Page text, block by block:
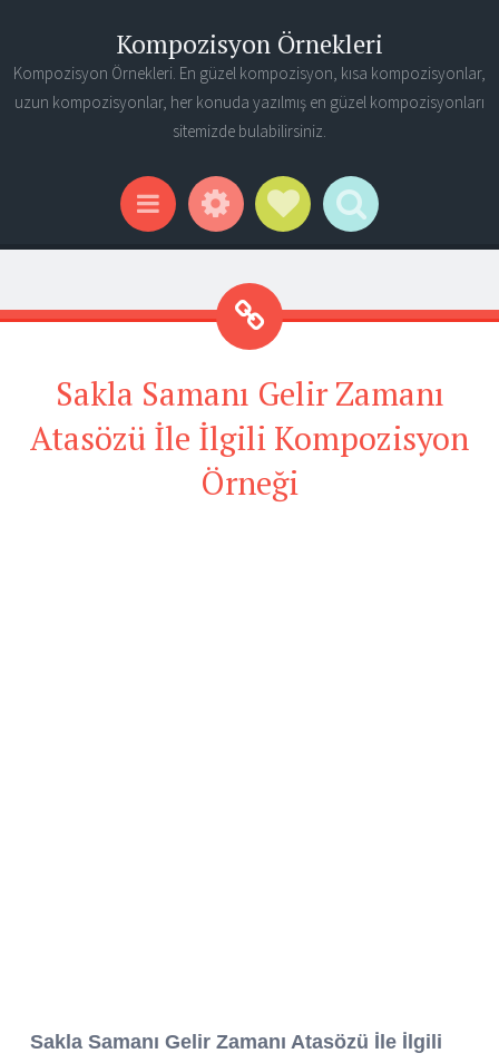
Kompozisyon Örnekleri
Kompozisyon Örnekleri. En güzel kompozisyon, kısa kompozisyonlar,
uzun kompozisyonlar, her konuda yazılmış en güzel kompozisyonları
sitemizde bulabilirsiniz.
Menu WidgetsSocial Links
Search
Sakla Samanı Gelir Zamanı
Atasözü İle İlgili Kompozisyon
Örneği
Sakla Samanı Gelir Zamanı Atasözü İle İlgili